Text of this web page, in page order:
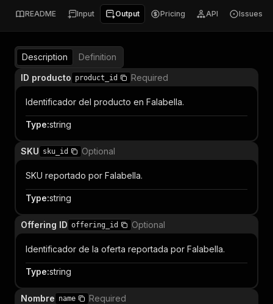
README Input Output Pricing API Issues
Description
Definition
ID producto product_id Required
Identificador del producto en Falabella.
Type:string
SKU sku_id Optional
SKU reportado por Falabella.
Type:string
Offering ID offering_id Optional
Identificador de la oferta reportada por Falabella.
Type:string
Nombre name Required